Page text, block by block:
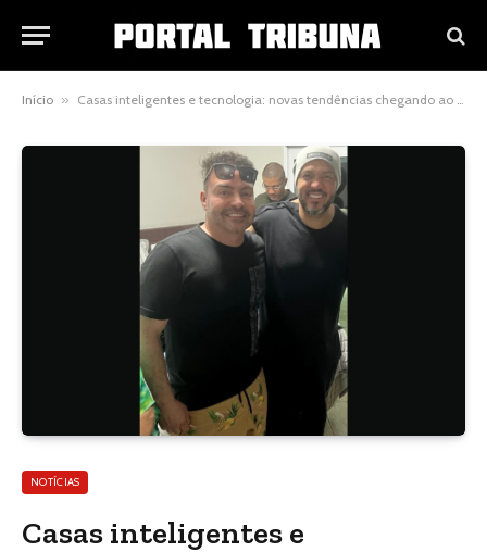
Início » Casas inteligentes e tecnologia: novas tendências chegando ao interior
NOTÍCIAS
Casas inteligentes e